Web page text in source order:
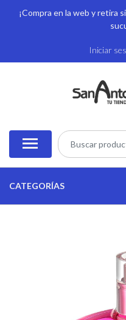
¡Compra en la web y retira
Iniciar
CATEGORÍAS